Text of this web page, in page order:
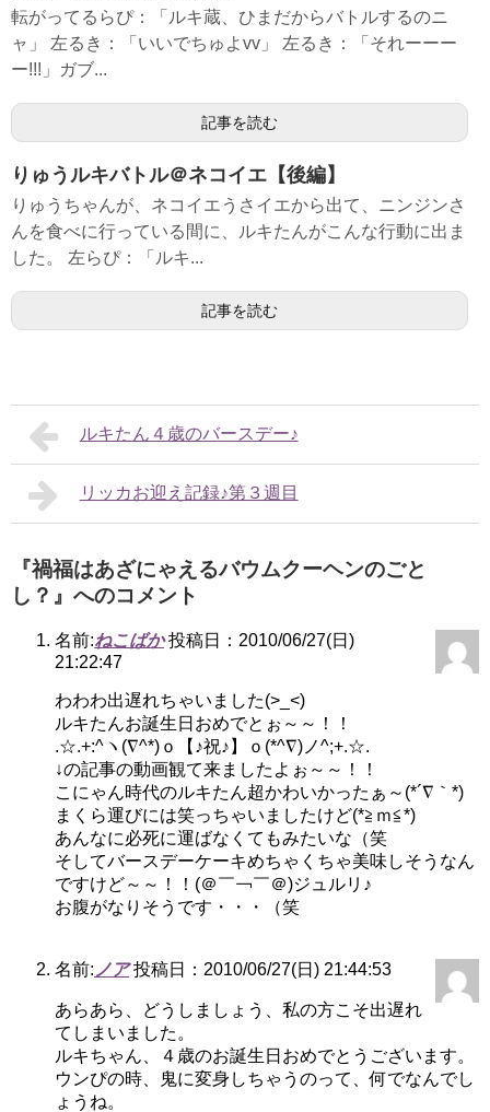
転がってるらぴ：「ルキ蔵、ひまだからバトルするのニ
ャ」 左るき：「いいでちゅよvv」 左るき：「それーーー
ー!!!」ガブ...
記事を読む
りゅうルキバトル＠ネコイエ【後編】
りゅうちゃんが、ネコイエうさイエから出て、ニンジンさ
んを食べに行っている間に、ルキたんがこんな行動に出ま
した。 左らぴ：「ルキ...
記事を読む
ルキたん４歳のバースデー♪
リッカお迎え記録♪第３週目
『禍福はあざにゃえるバウムクーヘンのごと
し？』へのコメント
名前:ねこばか 投稿日：2010/06/27(日)
21:22:47
わわわ出遅れちゃいました(>_<)
ルキたんお誕生日おめでとぉ～～！！
.☆.+:^ヽ(∇^*)ｏ【♪祝♪】ｏ(*^∇)ノ^;+.☆.
↓の記事の動画観て来ましたよぉ～～！！
こにゃん時代のルキたん超かわいかったぁ～(*´∇｀*)
まくら運びには笑っちゃいましたけど(*≧ｍ≦*)
あんなに必死に運ばなくてもみたいな（笑
そしてバースデーケーキめちゃくちゃ美味しそうなん
ですけど～～！！(＠￣￢￣＠)ジュルリ♪
お腹がなりそうです・・・（笑
名前: ノア 投稿日：2010/06/27(日) 21:44:53
あらあら、どうしましょう、私の方こそ出遅れ
てしまいました。
ルキちゃん、４歳のお誕生日おめでとうございます。
ウンぴの時、鬼に変身しちゃうのって、何でなんでし
ょうね。